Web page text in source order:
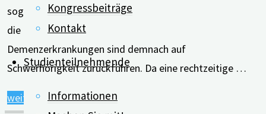
Kongressbeiträge
Kontakt
Studienteilnehmende
Informationen
sogar der bedeutsamste veränderbare Risikofaktor für
die Entstehung einer Demenz. Acht Prozent aller
Demenzerkrankungen sind demnach auf
Schwerhörigkeit zurückführen. Da eine rechtzeitige …
weiterlesen"Pressemitteilung: